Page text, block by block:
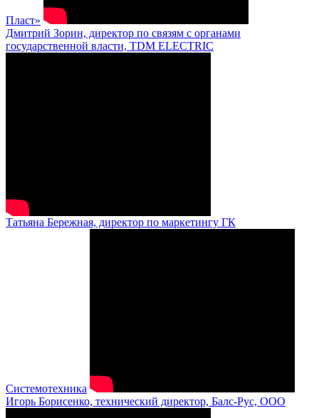
Пласт»
Дмитрий Зорин, директор по связям с органами
государственной власти, TDM ELECTRIC
Татьяна Бережная, директор по маркетингу ГК
Системотехника
Игорь Борисенко, технический директор, Балс-Рус, ООО